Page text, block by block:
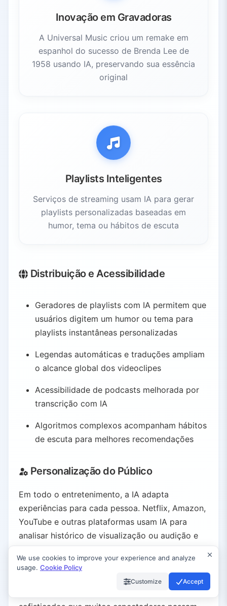
Inovação em Gravadoras
A Universal Music criou um remake em
espanhol do sucesso de Brenda Lee de
1958 usando IA, preservando sua essência
original
Playlists Inteligentes
Serviços de streaming usam IA para gerar
playlists personalizadas baseadas em
humor, tema ou hábitos de escuta
Distribuição e Acessibilidade
Geradores de playlists com IA permitem que
usuários digitem um humor ou tema para
playlists instantâneas personalizadas
Legendas automáticas e traduções ampliam
o alcance global dos videoclipes
Acessibilidade de podcasts melhorada por
transcrição com IA
Algoritmos complexos acompanham hábitos
de escuta para melhores recomendações
Personalização do Público
Em todo o entretenimento, a IA adapta
experiências para cada pessoa. Netflix, Amazon,
YouTube e outras plataformas usam IA para
analisar histórico de visualização ou audição e
sugerir conteúdos que os usuários
provavelmente vão adorar.
Esses motores de recomendação são agora tão
We use cookies to improve your experience and analyze
usage. Cookie Policy
Customize Accept